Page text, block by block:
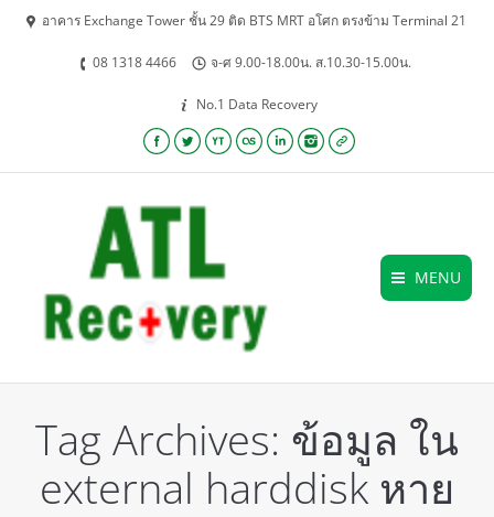
อาคาร Exchange Tower ชั้น 29 ติด BTS MRT อโศก ตรงข้าม Terminal 21
08 1318 4466 จ-ศ 9.00-18.00น. ส.10.30-15.00น.
No.1 Data Recovery
Facebook
TwitterYouTubeLastfmLinkedinInstagram
Website
MENU
Tag Archives: ข้อมูล ใน
external harddisk หาย